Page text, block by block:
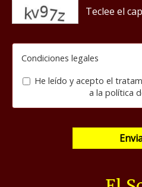
Condiciones legales
He leído y acepto el
a la política